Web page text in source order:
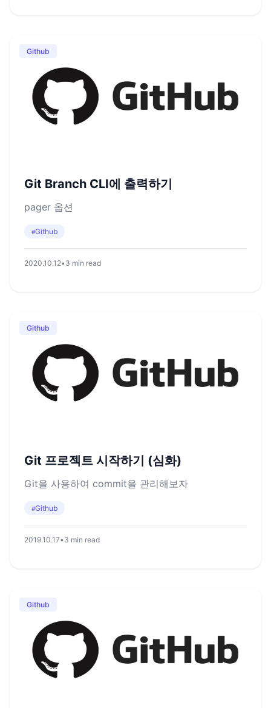
Github
Git Branch CLI에 출력하기
pager 옵션
#Github
2020.10.12•3 min read
Github
Git 프로젝트 시작하기 (심화)
Git을 사용하여 commit을 관리해보자
#Github
2019.10.17•3 min read
Github